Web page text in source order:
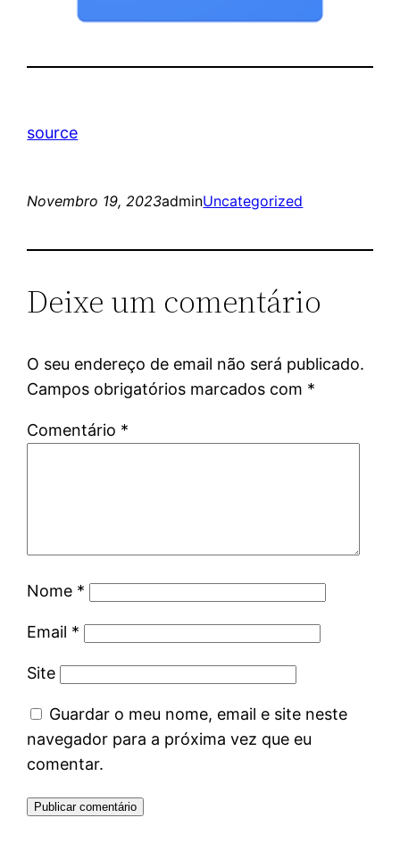
source
Novembro 19, 2023adminUncategorized
Deixe um comentário
O seu endereço de email não será publicado.
Campos obrigatórios marcados com *
Comentário *
Nome *
Email *
Site
Guardar o meu nome, email e site neste
navegador para a próxima vez que eu
comentar.